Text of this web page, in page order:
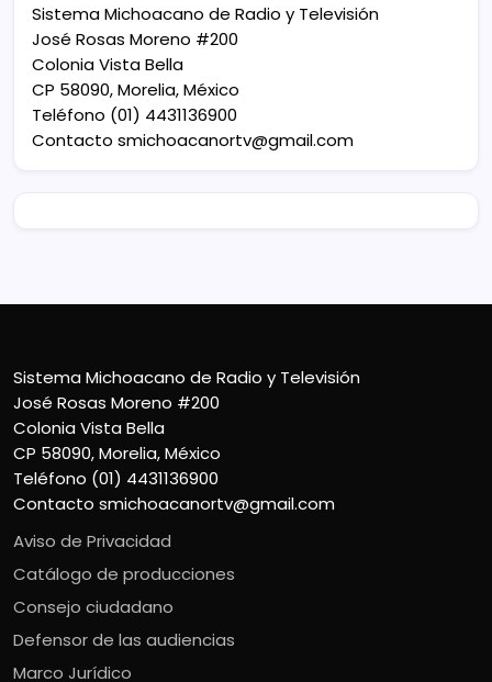
Sistema Michoacano de Radio y Televisión
José Rosas Moreno #200
Colonia Vista Bella
CP 58090, Morelia, México
Teléfono (01) 4431136900
Contacto smichoacanortv@gmail.com
Sistema Michoacano de Radio y Televisión
José Rosas Moreno #200
Colonia Vista Bella
CP 58090, Morelia, México
Teléfono (01) 4431136900
Contacto smichoacanortv@gmail.com
Aviso de Privacidad
Catálogo de producciones
Consejo ciudadano
Defensor de las audiencias
Marco Jurídico